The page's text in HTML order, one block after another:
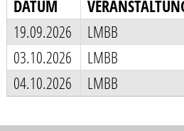
DATUM
19.09.2026
LMBB
03.10.2026
LMBB
04.10.2026
LMBB